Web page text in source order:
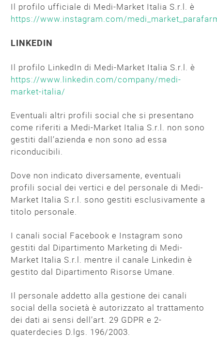
Il profilo ufficiale di Medi-Market Italia S.r.l. è
https://www.instagram.com/
LINKEDIN
Il profilo LinkedIn di Medi-Market Italia S.r.l. è
https://www.linkedin.com/company/medi-
market-italia/
Eventuali altri profili social che si presentano
come riferiti a Medi-Market Italia S.r.l. non sono
gestiti dall’azienda e non sono ad essa
riconducibili.
Dove non indicato diversamente, eventuali
profili social dei vertici e del personale di Medi-
Market Italia S.r.l. sono gestiti esclusivamente a
titolo personale.
I canali social Facebook e Instagram sono
gestiti dal Dipartimento Marketing di Medi-
Market Italia S.r.l. mentre il canale Linkedin è
gestito dal Dipartimento Risorse Umane.
Il personale addetto alla gestione dei canali
social della società è autorizzato al trattamento
dei dati ai sensi dell’art. 29 GDPR e 2-
quaterdecies D.lgs. 196/2003.